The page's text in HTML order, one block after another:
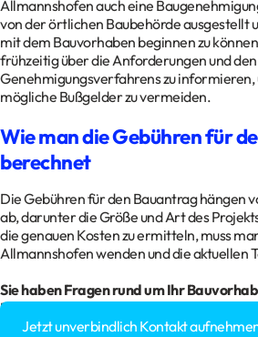
Allmannshofen auch eine
von der örtlichen Baubehörde ausgestellt
mit dem Bauvorhaben beginnen zu
frühzeitig über die Anforderungen und
Genehmigungsverfahrens zu informieren,
mögliche Bußgelder zu vermeiden.
Wie man die Gebühren für
berechnet
Die Gebühren für den Bauantrag hängen
ab, darunter die Größe und Art des
die genauen Kosten zu ermitteln, muss
Allmannshofen wenden und die aktuellen
Sie haben Fragen rund um Ihr
Baugenehmigung?
Jetzt unverbindlich Kontakt